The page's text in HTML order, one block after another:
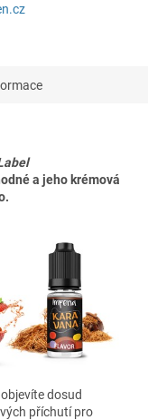
a jeho krémová
dosud
příchutí pro